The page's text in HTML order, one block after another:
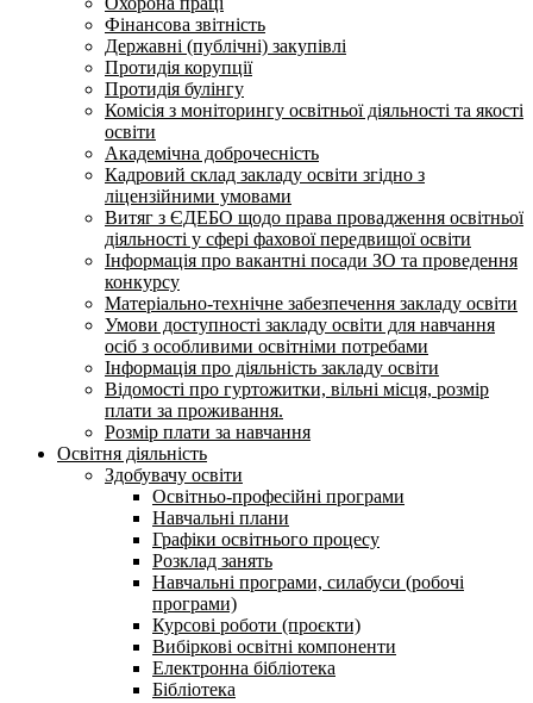
Фінансова звітність
Державні (публічні) закупівлі
Протидія корупції
Протидія булінгу
Комісія з моніторингу освітньої діяльності та якості
освіти
Академічна доброчесність
Кадровий склад закладу освіти згідно з
ліцензійними умовами
Витяг з ЄДЕБО щодо права провадження освітньої
діяльності у сфері фахової передвищої освіти
Інформація про вакантні посади ЗО та проведення
конкурсу
Матеріально-технічне забезпечення закладу освіти
Умови доступності закладу освіти для навчання
осіб з особливими освітніми потребами
Інформація про діяльність закладу освіти
Відомості про гуртожитки, вільні місця, розмір
плати за проживання.
Розмір плати за навчання
Освітня діяльність
Здобувачу освіти
Освітньо-професійні програми
Навчальні плани
Графіки освітнього процесу
Розклад занять
Навчальні програми, силабуси (робочі
програми)
Курсові роботи (проєкти)
Вибіркові освітні компоненти
Електронна бібліотека
Бібліотека